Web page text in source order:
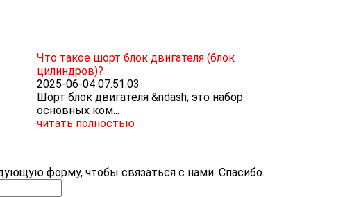
Что такое шорт блок двигателя (блок
цилиндров)?
2025-06-04 07:51:03
Шорт блок двигателя &ndash; это набор
основных ком...
читать полностью
форму, чтобы связаться с нами. Спасибо.